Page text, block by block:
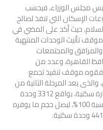
مجلس الوزراء، فبحسب
الإسكان التي تنفذ لصالح
حيث أكد على المضي في
تأثيث الوحدات المنتهية
والمجتمعات
القاهرة، وعدد من
موقف تنفيذ تجمع
يعد المرحلة الثانية من
هذا المشروع، وتتضمن تنفيذ 102 عمارة سكنية، بواقع 3312 وحدة
سكنية، حيث تم الانتهاء من المباني بنسبة 100%، ليصل حجم ما يوفره